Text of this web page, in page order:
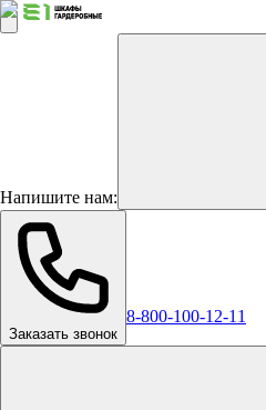
Напишите нам:
Заказать звонок
8-800-100-12-11